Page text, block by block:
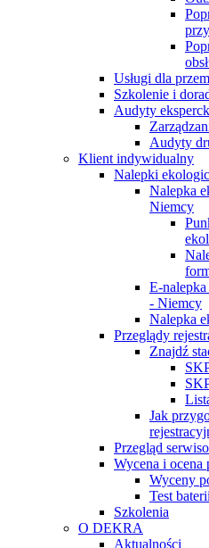
Usługi dla
Szkolenie i
Audyty
Audyty
Klient indywidualny
Nalepki
Nalepka
Niemcy
E-
- Niemcy
Nalepka
Przeglądy
Znajdź
Jak
Przegląd
Wycena i ocena
Wyceny
Test
Szkolenia
O DEKRA
Aktualności